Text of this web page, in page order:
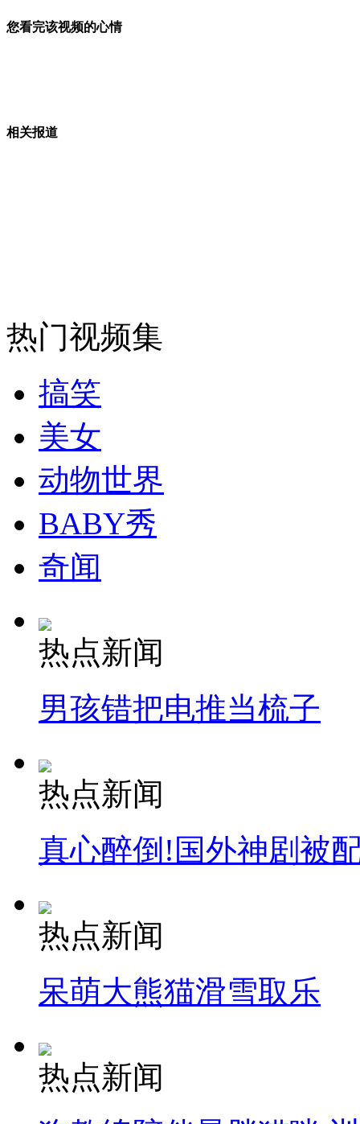
奇葩男30秒生吃带壳鸡蛋
女孩北京地铁殴打老人 痛下狠手拳打脚踢
无痛分娩是否安全 医生回应
外交部：反对强权政治霸凌主义
安徽一实载49人客车翻车
走！跟着总书记去植树
消防员救轻生者 花炮节热闹非凡 减压"枕头大战"
纽约上演“枕头大战”
司机酒驾遇交警 急速倒车逃窜
您看完该视频的心情
相关报道
热门视频集
搞笑
美女
动物世界
BABY秀
奇闻
热点新闻
男孩错把电推当梳子
热点新闻
真心醉倒!国外神剧被
热点新闻
呆萌大熊猫滑雪取乐
热点新闻